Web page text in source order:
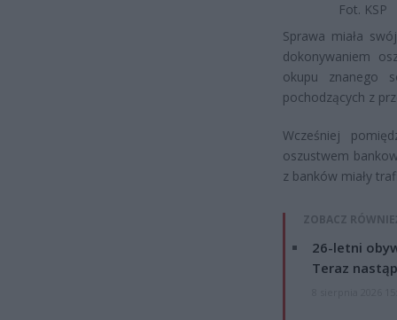
Fot. KSP
Sprawa miała
dokonywaniem
okupu znanego
pochodzących z
Wcześniej
oszustwem
z banków miały
ZOBACZ
26-letni
Teraz